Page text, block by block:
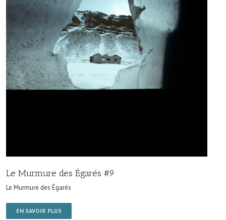
Le Murmure des Égarés #9
Le Murmure des Égarés
EN SAVOIR PLUS